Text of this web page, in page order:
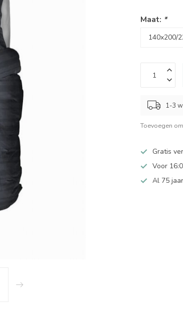
Maat: *
1-3
Toevoegen
Gratis
Voor
Al 75